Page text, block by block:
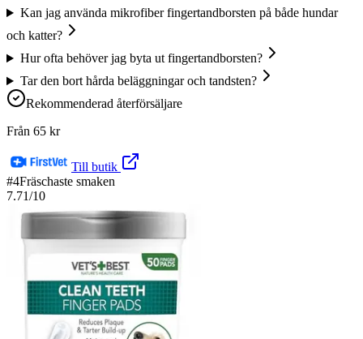
Kan jag använda mikrofiber fingertandborsten på både hundar
och katter?
Hur ofta behöver jag byta ut fingertandborsten?
Tar den bort hårda beläggningar och tandsten?
Rekommenderad återförsäljare
Från 65 kr
Till butik
#4Fräschaste smaken
7.71/10